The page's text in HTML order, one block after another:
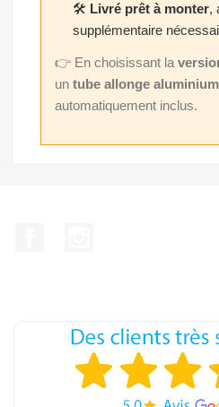
🛠️ Livré prêt à monter,
supplémentaire
👉 En choisissant la
un tube allonge
automatiquement inclus.